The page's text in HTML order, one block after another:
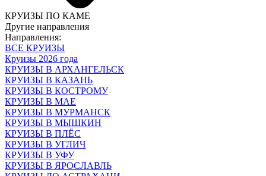
КРУИЗЫ ПО КАМЕ
Другие направления
Направления:
ВСЕ КРУИЗЫ
Круизы 2026 года
КРУИЗЫ В АРХАНГЕЛЬСК
КРУИЗЫ В КАЗАНЬ
КРУИЗЫ В КОСТРОМУ
КРУИЗЫ В МАЕ
КРУИЗЫ В МУРМАНСК
КРУИЗЫ В МЫШКИН
КРУИЗЫ В ПЛЁС
КРУИЗЫ В УГЛИЧ
КРУИЗЫ В УФУ
КРУИЗЫ В ЯРОСЛАВЛЬ